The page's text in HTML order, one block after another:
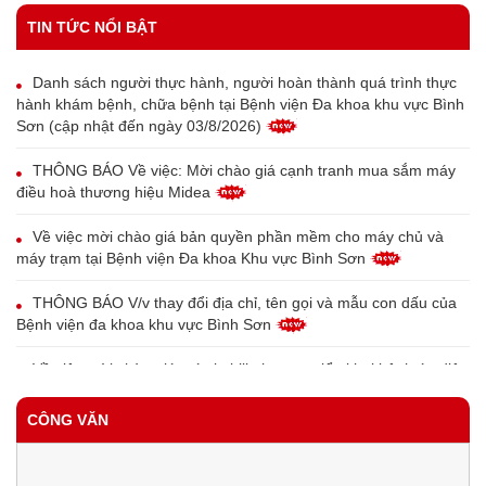
TIN TỨC NỔI BẬT
Danh sách người thực hành, người hoàn thành quá trình thực
hành khám bệnh, chữa bệnh tại Bệnh viện Đa khoa khu vực Bình
Sơn (cập nhật đến ngày 03/8/2026)
THÔNG BÁO Về việc: Mời chào giá cạnh tranh mua sắm máy
điều hoà thương hiệu Midea
Về việc mời chào giá bản quyền phần mềm cho máy chủ và
máy trạm tại Bệnh viện Đa khoa Khu vực Bình Sơn
THÔNG BÁO V/v thay đổi địa chỉ, tên gọi và mẫu con dấu của
Bệnh viện đa khoa khu vực Bình Sơn
Về việc mời chào giá máy in bill phục vụ triển khai bệnh án điện
CÔNG VĂN